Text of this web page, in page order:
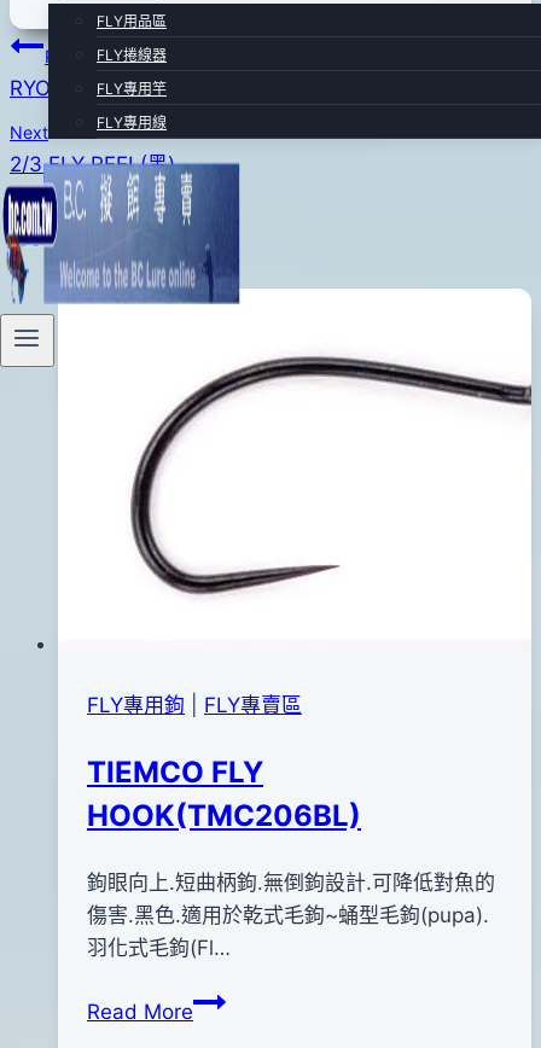
FLY用品區
FLY捲線器
FLY專用竿
FLY專用線
文
章
導
覽
Previous
RYOBI STREAMLINE 86 FLY竿
Next
2/3 FLY REEL(黑)
Similar Posts
FLY專用鉤 FLY專賣區
TIEMCO FLY
HOOK(TMC206BL)
Bybc
pro-
shop
2011
年
12
17
鉤眼向上.短曲柄鉤.無倒鉤設計.可降低對魚的
傷害.黑色.適用於乾式毛鉤~蛹型毛鉤(pupa).
羽化式毛鉤(Fl…
Read MoreTIEMCO